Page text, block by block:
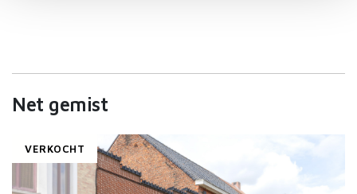
informatie die u aan ze heeft verstrekt of die ze hebben
Net gemist
VERKOCHT